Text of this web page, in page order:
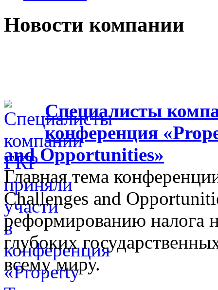
Новости компании
Специалисты
конференция
and Opportunities»
Главная тема
Challenges and
реформированию налога
глубоких
всему миру.